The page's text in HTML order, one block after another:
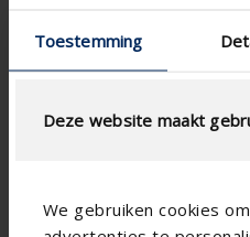
Toestemming
Deze website maakt
We gebruiken cookies
Technical